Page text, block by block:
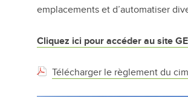
emplacements et d’automatiser
Cliquez ici pour accéder au site
Télécharger le règlement du